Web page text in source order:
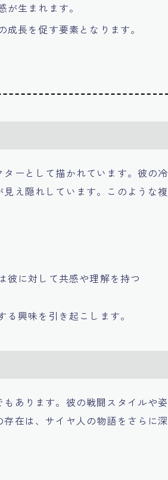
生まれます。
長を促す要素となります。
ーとして描かれています。彼の冷
え隠れしています。このような複
彼に対して共感や理解を持つ
興味を引き起こします。
あります。彼の戦闘スタイルや姿
在は、サイヤ人の物語をさらに深